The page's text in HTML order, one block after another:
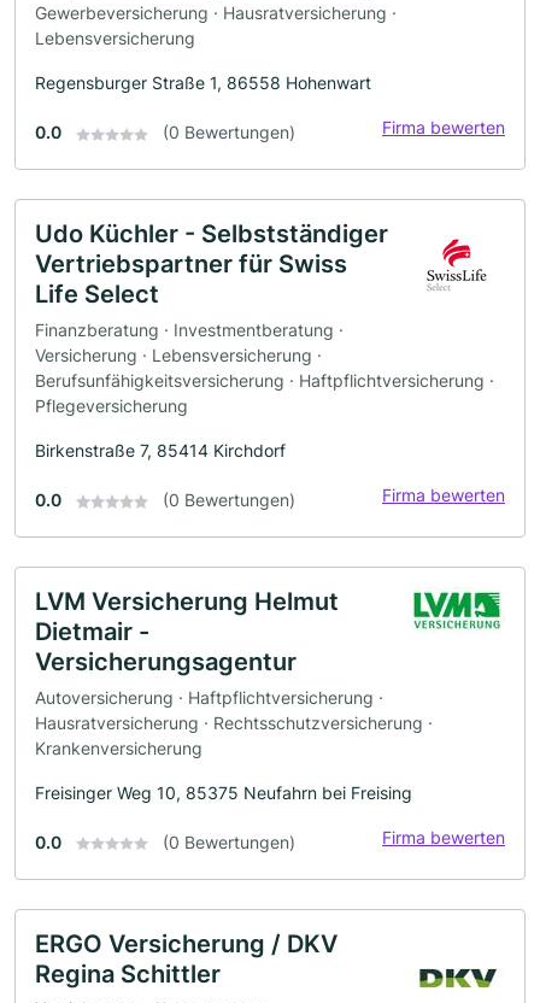
Gewerbeversicherung · Hausratversicherung ·
Lebensversicherung
Regensburger Straße 1, 86558 Hohenwart
0.0 (0 Bewertungen) Firma bewerten
Udo Küchler - Selbstständiger
Vertriebspartner für Swiss
Life Select
Finanzberatung · Investmentberatung ·
Versicherung · Lebensversicherung ·
Berufsunfähigkeitsversicherung · Haftpflichtversicherung ·
Pflegeversicherung
Birkenstraße 7, 85414 Kirchdorf
0.0 (0 Bewertungen) Firma bewerten
LVM Versicherung Helmut
Dietmair -
Versicherungsagentur
Autoversicherung · Haftpflichtversicherung ·
Hausratversicherung · Rechtsschutzversicherung ·
Krankenversicherung
Freisinger Weg 10, 85375 Neufahrn bei Freising
0.0 (0 Bewertungen) Firma bewerten
ERGO Versicherung / DKV
Regina Schittler